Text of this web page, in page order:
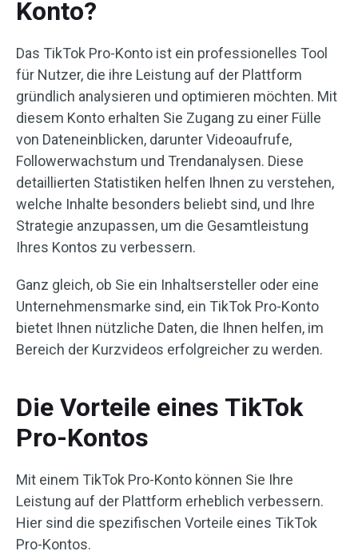
Konto?
Das TikTok Pro-Konto ist ein professionelles Tool
für Nutzer, die ihre Leistung auf der Plattform
gründlich analysieren und optimieren möchten. Mit
diesem Konto erhalten Sie Zugang zu einer Fülle
von Dateneinblicken, darunter Videoaufrufe,
Followerwachstum und Trendanalysen. Diese
detaillierten Statistiken helfen Ihnen zu verstehen,
welche Inhalte besonders beliebt sind, und Ihre
Strategie anzupassen, um die Gesamtleistung
Ihres Kontos zu verbessern.
Ganz gleich, ob Sie ein Inhaltsersteller oder eine
Unternehmensmarke sind, ein TikTok Pro-Konto
bietet Ihnen nützliche Daten, die Ihnen helfen, im
Bereich der Kurzvideos erfolgreicher zu werden.
Die Vorteile eines TikTok
Pro-Kontos
Mit einem TikTok Pro-Konto können Sie Ihre
Leistung auf der Plattform erheblich verbessern.
Hier sind die spezifischen Vorteile eines TikTok
Pro-Kontos.